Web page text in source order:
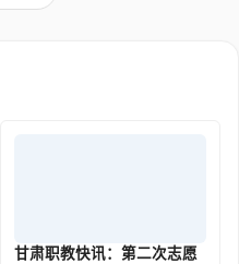
甘肃职教快讯：第二次志愿